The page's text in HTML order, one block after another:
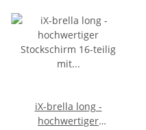
iX-brella long -
hochwertiger